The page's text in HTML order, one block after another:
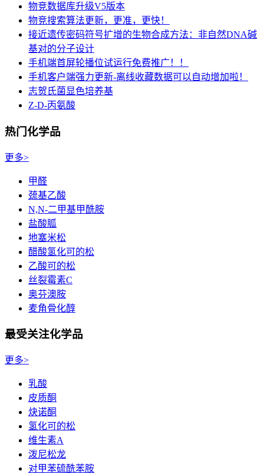
物竞数据库升级V5版本
物竞搜索算法更新，更准，更快！
接近遗传密码符号扩增的生物合成方法：非自然DNA碱
基对的分子设计
手机端首屏轮播位试运行免费推广！！
手机客户端强力更新-离线收藏数据可以自动增加啦！
志贺氏菌显色培养基
Z-D-丙氨酸
热门化学品
更多>
甲醛
巯基乙酸
N,N-二甲基甲酰胺
盐酸胍
地塞米松
醋酸氢化可的松
乙酸可的松
丝裂霉素C
奥芬澳胺
麦角骨化醇
最受关注化学品
更多>
乳酸
皮质酮
炔诺酮
氢化可的松
维生素A
泼尼松龙
对甲苯硫酰苯胺